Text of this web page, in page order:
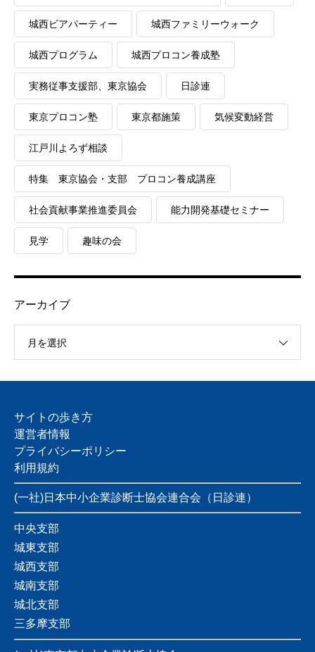
城西ビアパーティー 城西ファミリーウォーク
城西プログラム 城西プロコン養成塾
実務従事支援部、東京協会 日診連
東京プロコン塾 東京都施策 気候変動経営
江戸川よろず相談
特集 東京協会・支部 プロコン養成講座
社会貢献事業推進委員会 能力開発基礎セミナー
見学 趣味の会
アーカイブ
月を選択
サイトの歩き方
運営者情報
プライバシーポリシー
利用規約
(一社)日本中小企業診断士協会連合会（日診連）
中央支部
城東支部
城西支部
城南支部
城北支部
三多摩支部